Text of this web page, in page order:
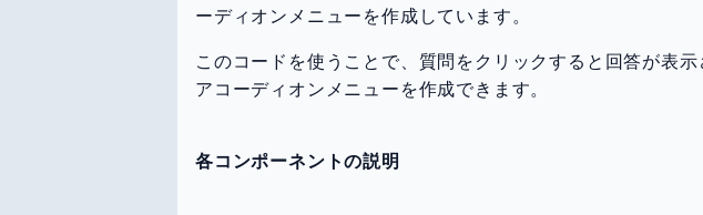
ーディオンメニューを作成しています。
このコードを使うことで、質問をクリックすると回答が表
アコーディオンメニューを作成できます。
各コンポーネントの説明